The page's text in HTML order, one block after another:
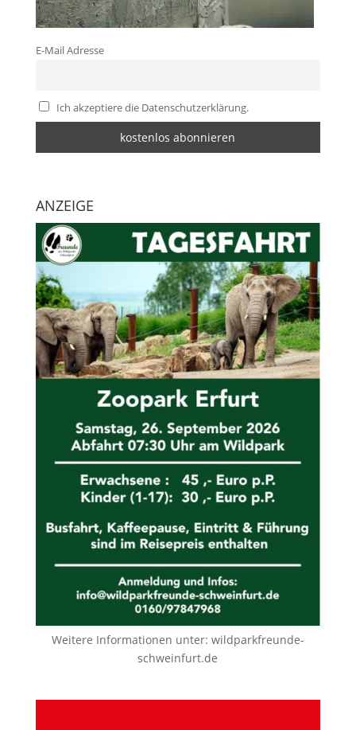
E-Mail Adresse
Ich akzeptiere die Datenschutzerklärung.
ANZEIGE
Weitere Informationen unter: wildparkfreunde-
schweinfurt.de